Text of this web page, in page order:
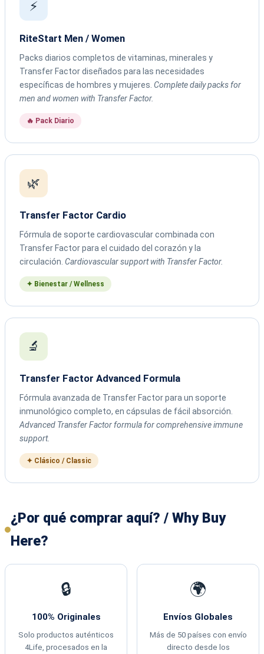
⚡
RiteStart Men / Women
Packs diarios completos de vitaminas, minerales y
Transfer Factor diseñados para las necesidades
específicas de hombres y mujeres. Complete daily packs for
men and women with Transfer Factor.
🔥 Pack Diario
🌿
Transfer Factor Cardio
Fórmula de soporte cardiovascular combinada con
Transfer Factor para el cuidado del corazón y la
circulación. Cardiovascular support with Transfer Factor.
✦ Bienestar / Wellness
🔬
Transfer Factor Advanced Formula
Fórmula avanzada de Transfer Factor para un soporte
inmunológico completo, en cápsulas de fácil absorción.
Advanced Transfer Factor formula for comprehensive immune
support.
✦ Clásico / Classic
¿Por qué comprar aquí? / Why Buy
Here?
🔒
100% Originales
Solo productos auténticos
4Life, procesados en la
🌍
Envíos Globales
Más de 50 países con envío
directo desde los